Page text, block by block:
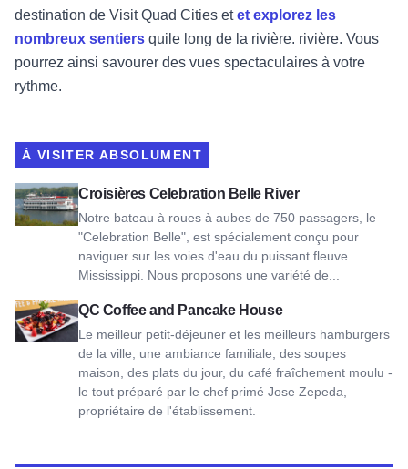
destination de Visit Quad Cities etet explorez les
nombreux sentiers qui le long de la rivière. rivière. Vous
pourrez ainsi savourer des vues spectaculaires à votre
rythme.
À VISITER ABSOLUMENT
Croisières Celebration Belle River
Notre bateau à roues à aubes de 750 passagers, le
"Celebration Belle", est spécialement conçu pour
naviguer sur les voies d'eau du puissant fleuve
Mississippi. Nous proposons une variété de...
Voir Celebration Belle River Cruises
QC Coffee and Pancake House
Le meilleur petit-déjeuner et les meilleurs hamburgers
de la ville, une ambiance familiale, des soupes
maison, des plats du jour, du café fraîchement moulu -
le tout préparé par le chef primé Jose Zepeda,
propriétaire de l'établissement.
Voir QC Coffee and Pancake House